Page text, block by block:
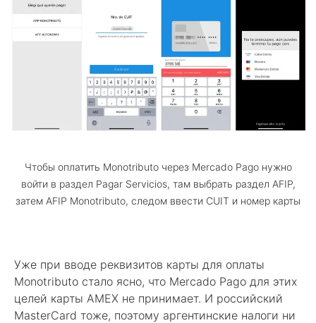
Чтобы оплатить Monotributo через Mercado Pago нужно
войти в раздел Pagar Servicios, там выбрать раздел AFIP,
затем AFIP Monotributo, следом ввести CUIT и номер карты
Уже при вводе реквизитов карты для оплаты
Monotributo стало ясно, что Mercado Pago для этих
целей карты AMEX не принимает. И российский
MasterCard тоже, поэтому аргентинские налоги ни